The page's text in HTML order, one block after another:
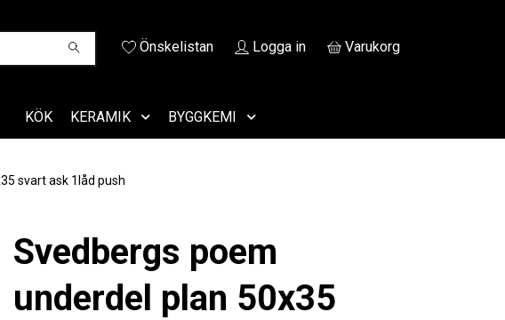
Önskelistan Logga in Varukorg
KÖK KERAMIK BYGGKEMI
svart ask 1låd push
Svedbergs poem
underdel plan 50x35